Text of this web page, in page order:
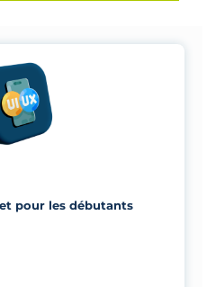
pour les débutants